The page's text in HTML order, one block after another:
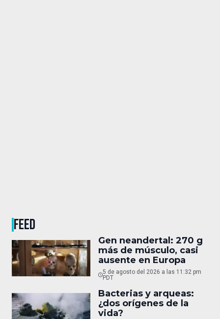
FEED
Gen neandertal: 270 g
más de músculo, casi
ausente en Europa
5 de agosto del 2026 a las 11:32 pm
PDT
Bacterias y arqueas:
¿dos orígenes de la
vida?